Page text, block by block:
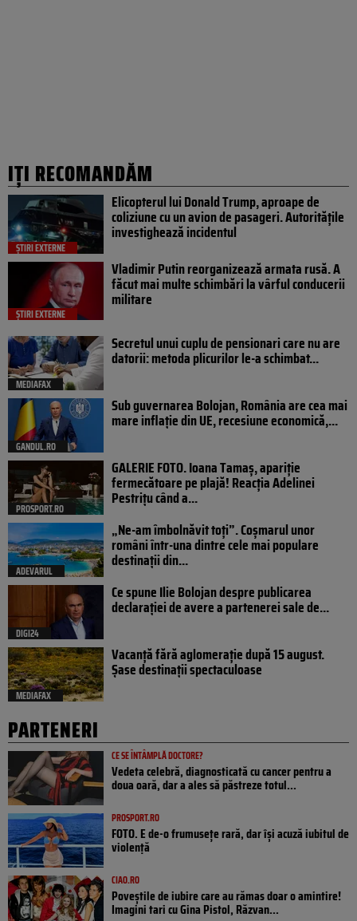
IȚI RECOMANDĂM
ȘTIRI EXTERNE
Elicopterul lui Donald Trump, aproape de
coliziune cu un avion de pasageri. Autoritățile
investighează incidentul
ȘTIRI EXTERNE
Vladimir Putin reorganizează armata rusă. A
făcut mai multe schimbări la vârful conducerii
militare
MEDIAFAX
Secretul unui cuplu de pensionari care nu are
datorii: metoda plicurilor le-a schimbat...
GANDUL.RO
Sub guvernarea Bolojan, România are cea mai
mare inflație din UE, recesiune economică,...
PROSPORT.RO
GALERIE FOTO. Ioana Tamaş, apariție
fermecătoare pe plajă! Reacția Adelinei
Pestrițu când a...
ADEVARUL
„Ne-am îmbolnăvit toți”. Coșmarul unor
români într-una dintre cele mai populare
destinații din...
DIGI24
Ce spune Ilie Bolojan despre publicarea
declarației de avere a partenerei sale de...
MEDIAFAX
Vacanță fără aglomerație după 15 august.
Șase destinații spectaculoase
PARTENERI
CE SE ÎNTÂMPLĂ DOCTORE?
Vedeta celebră, diagnosticată cu cancer pentru a
doua oară, dar a ales să păstreze totul...
PROSPORT.RO
FOTO. E de-o frumusețe rară, dar își acuză iubitul de
violență
CIAO.RO
Poveştile de iubire care au rămas doar o amintire!
Imagini tari cu Gina Pistol, Răzvan...